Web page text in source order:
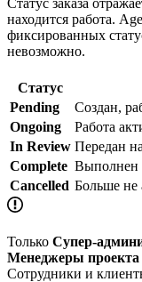
находится работа.
фиксированных
невозможно.
Статус
Pending
Создан,
Ongoing
Работа
In Review Передан
Complete Выполнен
Cancelled Больше не
Только Супер-
Менеджеры проекта
Сотрудники и